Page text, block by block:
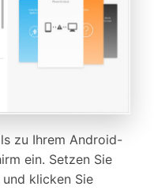
zu Ihrem Android-
ein. Setzen Sie
klicken Sie